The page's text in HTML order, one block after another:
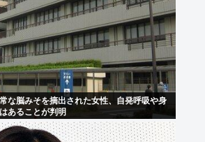
な脳みそを摘出された女性、自発呼吸や身
あることが判明